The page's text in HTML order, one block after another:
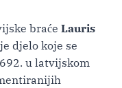
braće Lauris
djelo koje se
u latvijskom